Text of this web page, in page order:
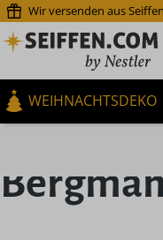
Hauptinhalt
Zur Suche springen
Zur
Wir versenden aus
WEIHNACHTSDEKO